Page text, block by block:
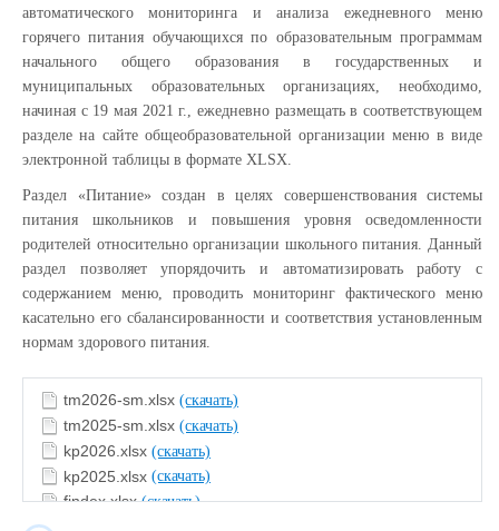
автоматического мониторинга и анализа ежедневного меню
горячего питания обучающихся по образовательным программам
начального общего образования в государственных и
муниципальных образовательных организациях, необходимо,
начиная с 19 мая 2021 г., ежедневно размещать в соответствующем
разделе на сайте общеобразовательной организации меню в виде
электронной таблицы в формате XLSX.
Раздел «Питание» создан в целях совершенствования системы
питания школьников и повышения уровня осведомленности
родителей относительно организации школьного питания. Данный
раздел позволяет упорядочить и автоматизировать работу с
содержанием меню, проводить мониторинг фактического меню
касательно его сбалансированности и соответствия установленным
нормам здорового питания.
tm2026-sm.xlsx (скачать)
tm2025-sm.xlsx (скачать)
kp2026.xlsx (скачать)
kp2025.xlsx (скачать)
findex.xlsx(скачать)